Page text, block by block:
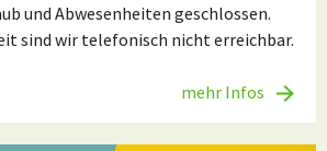
und Abwesenheiten geschlossen.
sind wir telefonisch nicht erreichbar.
mehr Infos